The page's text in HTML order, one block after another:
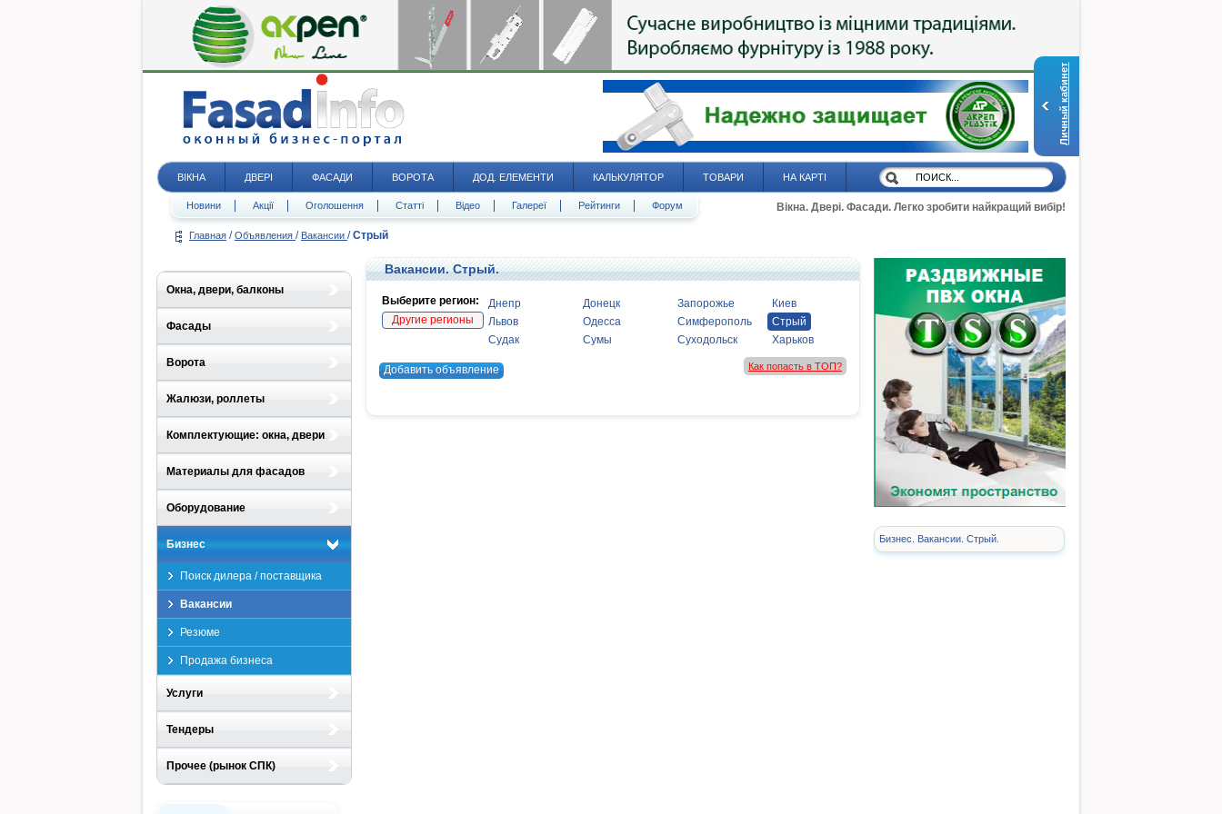
Личный кабинет
ВІКНА ДВЕРІ ФАСАДИ ВОРОТА ДОД. ЕЛЕМЕНТИ КАЛЬКУЛЯТОР ТОВАРИ НА КАРТІ
Новини Акції Оголошення Статті Відео Галереї Рейтинги Форум Вікна. Двері. Фасади. Легко зробити найкращий вибір!
Главная / Объявления / Вакансии / Стрый
Окна, двери, балконы
Фасады
Ворота
Жалюзи, роллеты
Комплектующие: окна, двери
Материалы для фасадов
Оборудование
Бизнес
Поиск дилера / поставщика
Вакансии
Резюме
Продажа бизнеса
Услуги
Тендеры
Прочее (рынок СПК)
Вакансии. Стрый.
Выберите регион:
Другие регионы
Днепр Донецк Запорожье
Киев
Львов
Одесса Симферополь
Стрый
Судак
Сумы Суходольск Харьков
Добавить объявление Как попасть в ТОП?
Бизнес. Вакансии. Стрый.